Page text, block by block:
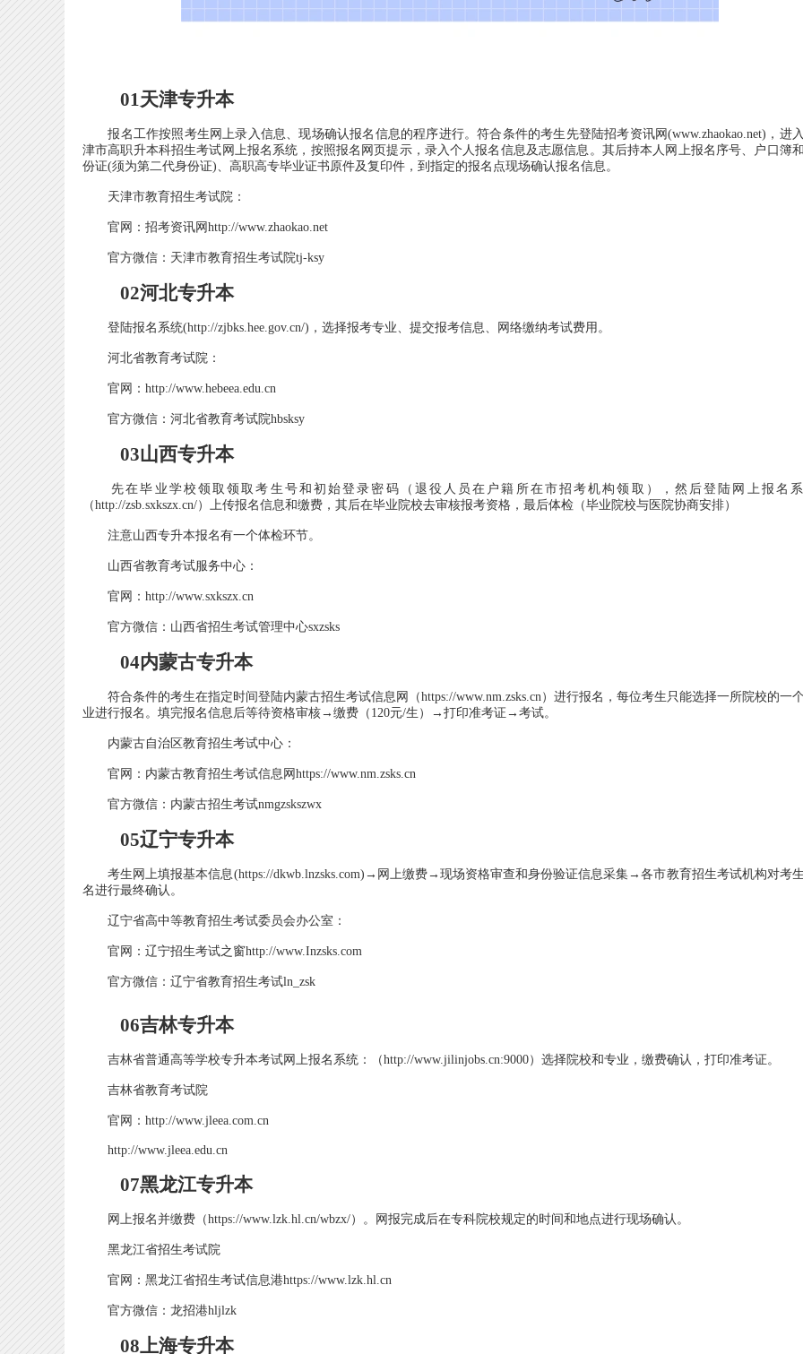
01天津专升本
报名工作按照考生网上录入信息、现场确认报名信息的程序进行。符合条件的考生先登陆招考资讯网(www.zhaokao.net)，进
津市高职升本科招生考试网上报名系统，按照报名网页提示，录入个人报名信息及志愿信息。其后持本人网上报名序号、户口簿
份证(须为第二代身份证)、高职高专毕业证书原件及复印件，到指定的报名点现场确认报名信息。
天津市教育招生考试院：
官网：招考资讯网http://www.zhaokao.net
官方微信：天津市教育招生考试院tj-ksy
02河北专升本
登陆报名系统(http://zjbks.hee.gov.cn/)，选择报考专业、提交报考信息、网络缴纳考试费用。
河北省教育考试院：
官网：http://www.hebeea.edu.cn
官方微信：河北省教育考试院hbsksy
03山西专升本
先在毕业学校领取领取考生号和初始登录密码（退役人员在户籍所在市招考机构领取），然后登陆网上报名
（http://zsb.sxkszx.cn/）上传报名信息和缴费，其后在毕业院校去审核报考资格，最后体检（毕业院校与医院协商安排）
注意山西专升本报名有一个体检环节。
山西省教育考试服务中心：
官网：http://www.sxkszx.cn
官方微信：山西省招生考试管理中心sxzsks
04内蒙古专升本
符合条件的考生在指定时间登陆内蒙古招生考试信息网（https://www.nm.zsks.cn）进行报名，每位考生只能选择一所院校的一
业进行报名。填完报名信息后等待资格审核→缴费（120元/生）→打印准考证→考试。
内蒙古自治区教育招生考试中心：
官网：内蒙古教育招生考试信息网https://www.nm.zsks.cn
官方微信：内蒙古招生考试nmgzskszwx
05辽宁专升本
考生网上填报基本信息(https://dkwb.lnzsks.com)→网上缴费→现场资格审查和身份验证信息采集→各市教育招生考试机构对考
名进行最终确认。
辽宁省高中等教育招生考试委员会办公室：
官网：辽宁招生考试之窗http://www.Inzsks.com
官方微信：辽宁省教育招生考试ln_zsk
06吉林专升本
吉林省普通高等学校专升本考试网上报名系统：（http://www.jilinjobs.cn:9000）选择院校和专业，缴费确认，打印准考证。
吉林省教育考试院
官网：http://www.jleea.com.cn
http://www.jleea.edu.cn
07黑龙江专升本
网上报名并缴费（https://www.lzk.hl.cn/wbzx/）。网报完成后在专科院校规定的时间和地点进行现场确认。
黑龙江省招生考试院
官网：黑龙江省招生考试信息港https://www.lzk.hl.cn
官方微信：龙招港hljlzk
08上海专升本